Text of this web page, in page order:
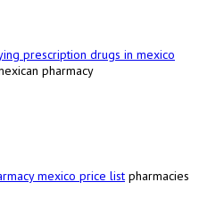
prescription drugs in mexico
pharmacy
mexico price list pharmacies